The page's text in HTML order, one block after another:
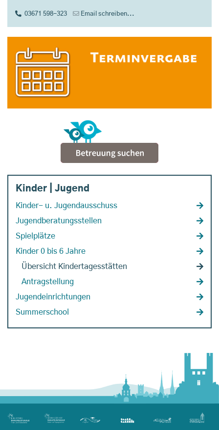
03671 598-323 Email schreiben...
Kinder | Jugend
Kinder- u. Jugendausschuss
Jugendberatungsstellen
Spielplätze
Kinder 0 bis 6 Jahre
Übersicht Kindertagesstätten
Antragstellung
Jugendeinrichtungen
Summerschool